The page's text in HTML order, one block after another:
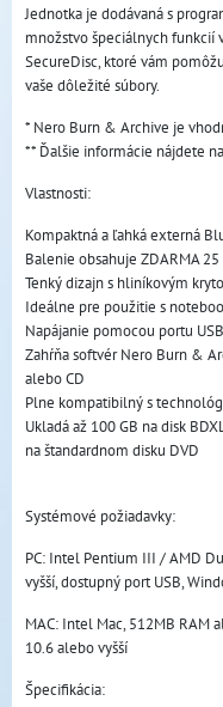
Jednotka je dodávaná s
množstvo špeciálnych funkcií
SecureDisc, ktoré vám
vaše dôležité súbory.
* Nero Burn & Archive je
** Ďalšie informácie nájdete na
Vlastnosti:
Kompaktná a ľahká externá
Balenie obsahuje ZDARMA
Tenký dizajn s hliníkovým
Ideálne pre použitie s
Napájanie pomocou portu
Zahŕňa softvér Nero Burn &
alebo CD
Plne kompatibilný s
Ukladá až 100 GB na disk
na štandardnom disku DVD
Systémové požiadavky:
PC: Intel Pentium III / AMD
vyšší, dostupný port USB,
MAC: Intel Mac, 512MB RAM
10.6 alebo vyšší
Špecifikácia: